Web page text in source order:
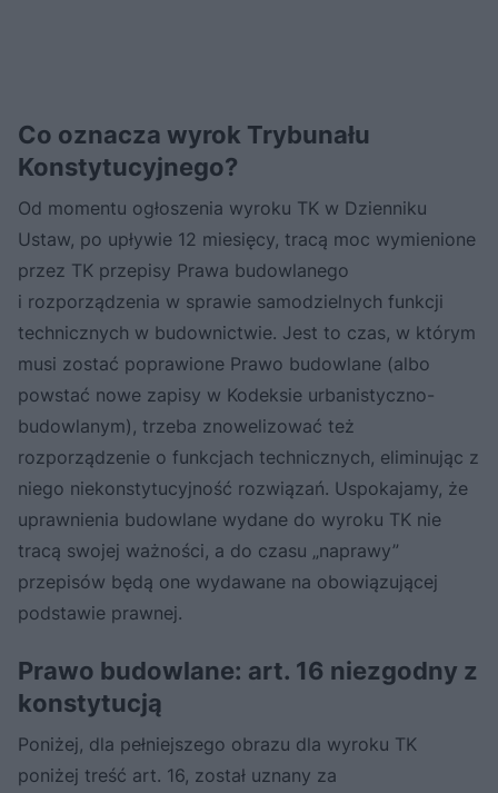
Co oznacza wyrok Trybunału
Konstytucyjnego?
Od momentu ogłoszenia wyroku TK w Dzienniku
Ustaw, po upływie 12 miesięcy, tracą moc wymienione
przez TK przepisy Prawa budowlanego
i rozporządzenia w sprawie samodzielnych funkcji
technicznych w budownictwie. Jest to czas, w którym
musi zostać poprawione Prawo budowlane (albo
powstać nowe zapisy w Kodeksie urbanistyczno-
budowlanym), trzeba znowelizować też
rozporządzenie o funkcjach technicznych, eliminując z
niego niekonstytucyjność rozwiązań. Uspokajamy, że
uprawnienia budowlane wydane do wyroku TK nie
tracą swojej ważności, a do czasu „naprawy”
przepisów będą one wydawane na obowiązującej
podstawie prawnej.
Prawo budowlane: art. 16 niezgodny z
konstytucją
Poniżej, dla pełniejszego obrazu dla wyroku TK
poniżej treść art. 16, został uznany za